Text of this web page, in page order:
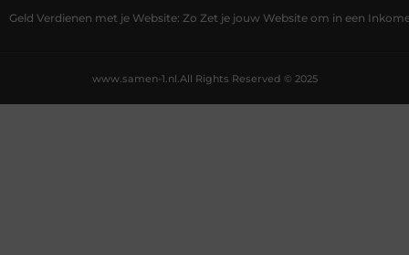
Geld Verdienen met je Website: Zo Zet je jouw Website om in een
All Rights Reserved © 2025
www.samen-1.nl.